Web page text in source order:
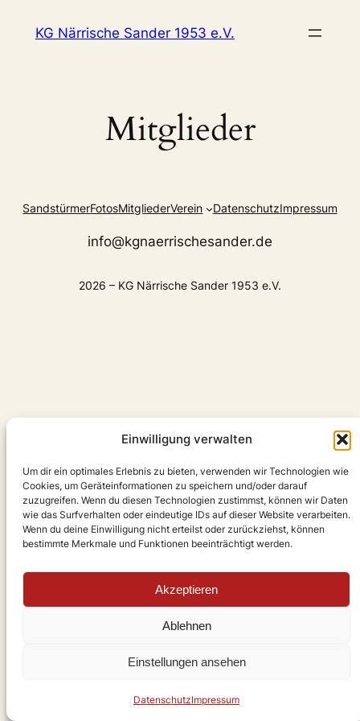
Einwilligung verwalten
Um dir ein optimales Erlebnis zu bieten, verwenden wir Technologien wie
Cookies, um Geräteinformationen zu speichern und/oder darauf
zuzugreifen. Wenn du diesen Technologien zustimmst, können wir Daten
wie das Surfverhalten oder eindeutige IDs auf dieser Website verarbeiten.
Wenn du deine Einwilligung nicht erteilst oder zurückziehst, können
bestimmte Merkmale und Funktionen beeinträchtigt werden.
Akzeptieren
Ablehnen
Einstellungen ansehen
DatenschutzImpressum
InhaltKG Närrische Sander 1953 e.V.
Mitglieder
SandstürmerFotosMitgliederVerein DatenschutzImpressum
info@kgnaerrischesander.de
2026 – KG Närrische Sander 1953 e.V.